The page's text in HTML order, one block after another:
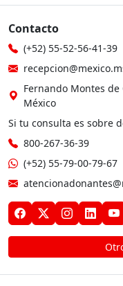
Contacto
(+52) 55-52-56-41-39
Fernando Montes de
México
Si tu consulta es sobre
800-267-36-39
(+52) 55-79-00-79-67